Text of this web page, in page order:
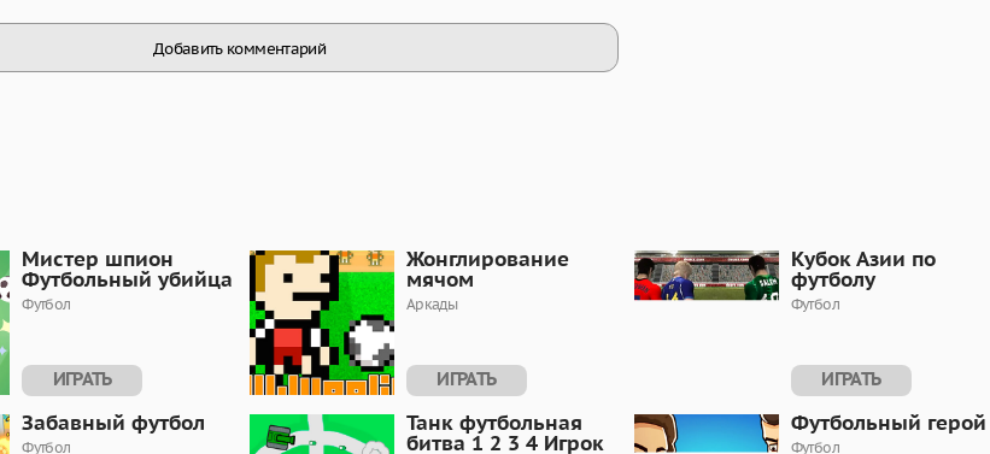
Добавить комментарий
Мистер шпион
Футбольный убийца
Футбол
ИГРАТЬ
Жонглирование
мячом
Аркады
ИГРАТЬ
Кубок Азии по
футболу
Футбол
ИГРАТЬ
Забавный футбол
Футбол
Танк футбольная
битва 1 2 3 4 Игрок
Футбольный герой
Футбол